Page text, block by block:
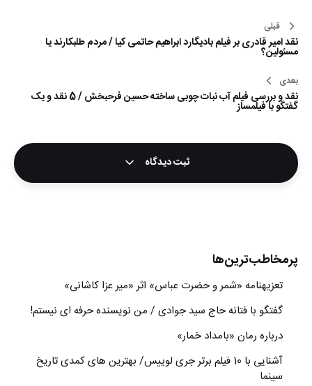
راهبری
نوشته
قبلی
نقد امیر قادری بر فیلم بادیگارد ابراهیم حاتمی کیا / مردم طلبکارند یا
مسئولین؟
بعدی
نقد و بررسی فیلم آب نبات چوبی ساخته حسین فرحبخش / 5 نقد و یک
گفتگو با فیلمساز
ثبت دیدگاه
پرمخاطب‌ترین‌ها
تعزیه‎نامه‏ «شمر و حضرت عباس» اثر «میر عزا کاشانی»
گفتگو با فتانه حاج سید جوادی / من نویسنده حرفه ای نیستم!
درباره رمان «بامداد خمار»
آشنایی با 10 فیلم برتر جری لوییس/ بهترین های کمدی تاریخ
سینما